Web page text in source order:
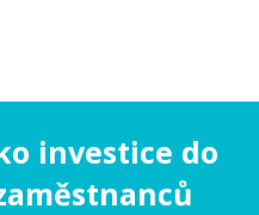
investice do